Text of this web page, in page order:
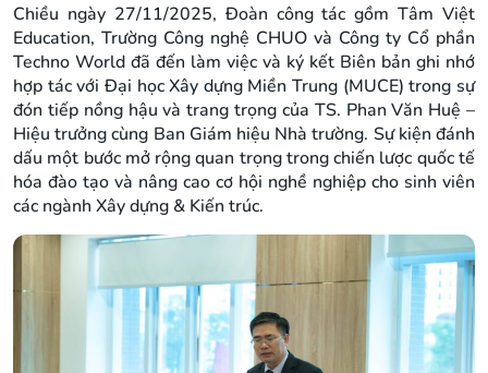
Chiều ngày 27/11/2025, Đoàn công tác gồm Tâm Việt
Education, Trường Công nghệ CHUO và Công ty Cổ phần
Techno World đã đến làm việc và ký kết Biên bản ghi nhớ
hợp tác với Đại học Xây dựng Miền Trung (MUCE) trong sự
đón tiếp nồng hậu và trang trọng của TS. Phan Văn Huệ –
Hiệu trưởng cùng Ban Giám hiệu Nhà trường. Sự kiện đánh
dấu một bước mở rộng quan trọng trong chiến lược quốc tế
hóa đào tạo và nâng cao cơ hội nghề nghiệp cho sinh viên
các ngành Xây dựng & Kiến trúc.